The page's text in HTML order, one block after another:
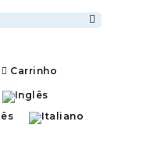
Carrinho